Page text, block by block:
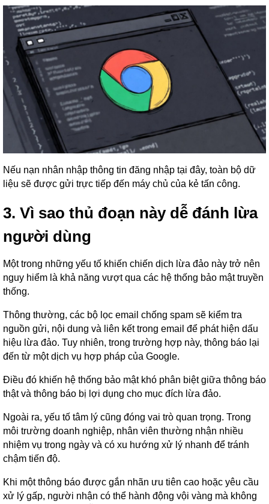
Nếu nạn nhân nhập thông tin đăng nhập tại đây, toàn bộ dữ
liệu sẽ được gửi trực tiếp đến máy chủ của kẻ tấn công.
3. Vì sao thủ đoạn này dễ đánh lừa
người dùng
Một trong những yếu tố khiến chiến dịch lừa đảo này trở nên
nguy hiểm là khả năng vượt qua các hệ thống bảo mật truyền
thống.
Thông thường, các bộ lọc email chống spam sẽ kiểm tra
nguồn gửi, nội dung và liên kết trong email để phát hiện dấu
hiệu lừa đảo. Tuy nhiên, trong trường hợp này, thông báo lại
đến từ một dịch vụ hợp pháp của Google.
Điều đó khiến hệ thống bảo mật khó phân biệt giữa thông báo
thật và thông báo bị lợi dụng cho mục đích lừa đảo.
Ngoài ra, yếu tố tâm lý cũng đóng vai trò quan trọng. Trong
môi trường doanh nghiệp, nhân viên thường nhận nhiều
nhiệm vụ trong ngày và có xu hướng xử lý nhanh để tránh
chậm tiến độ.
Khi một thông báo được gắn nhãn ưu tiên cao hoặc yêu cầu
xử lý gấp, người nhận có thể hành động vội vàng mà không